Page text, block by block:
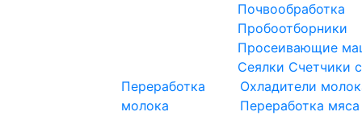
Почвообработка
Пробоотборники
Просеивающие
Сеялки Счетчики
Переработка
молока
Охладители
Переработка мяса